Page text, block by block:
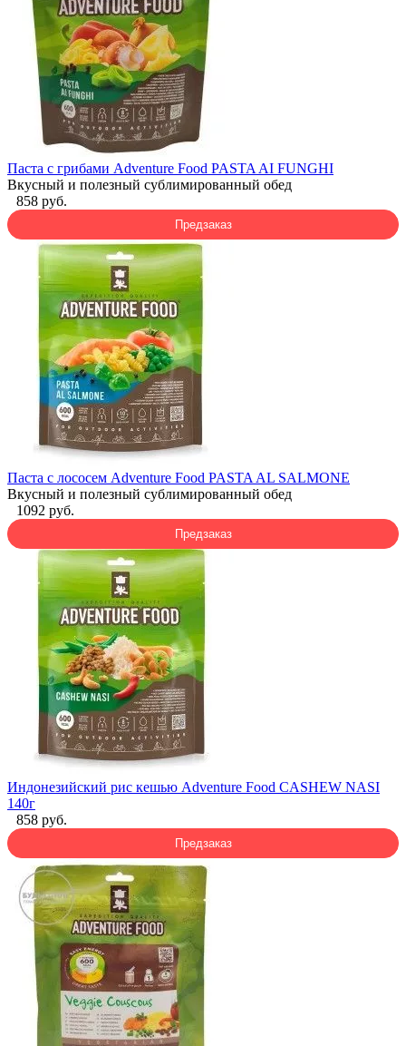
Паста с грибами Adventure Food PASTA AI FUNGHI
Вкусный и полезный сублимированный обед
858 руб.
Предзаказ
Паста с лососем Adventure Food PASTA AL SALMONE
Вкусный и полезный сублимированный обед
1092 руб.
Предзаказ
Индонезийский рис кешью Adventure Food CASHEW NASI
140г
858 руб.
Предзаказ